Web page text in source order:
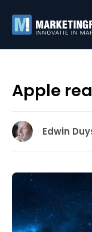
Apple
Edwin